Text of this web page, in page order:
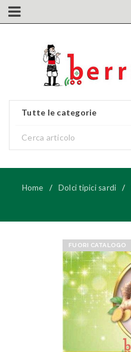
Tutte le categorie
Home / Dolci tipici sardi /
FUORI CATALOGO